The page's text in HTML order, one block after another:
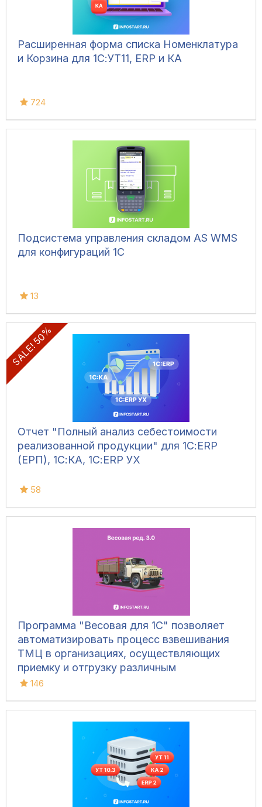
Расширенная форма списка Номенклатура
и Корзина для 1С:УТ11, ERP и КА
724
Подсистема управления складом AS WMS
для конфигураций 1С
13
SALE! 50%
Отчет "Полный анализ себестоимости
реализованной продукции" для 1С:ERP
(ЕРП), 1С:КА, 1С:ERP УХ
58
Программа "Весовая для 1С" позволяет
автоматизировать процесс взвешивания
ТМЦ в организациях, осуществляющих
приемку и отгрузку различным
транспортом, для ведения складского
Конфигурация позволяет фиксировать вес
вручную, напрямую с весов, а также
управлять дополнительным
оборудованием и контролировать
движение транспорта.
146